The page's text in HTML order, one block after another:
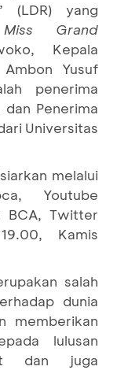
(LDR) yang
Miss Grand
Kepala
Yusuf
penerima
dan Penerima
Universitas
melalui
Youtube
BCA, Twitter
Kamis
salah
dunia
memberikan
lulusan
dan juga